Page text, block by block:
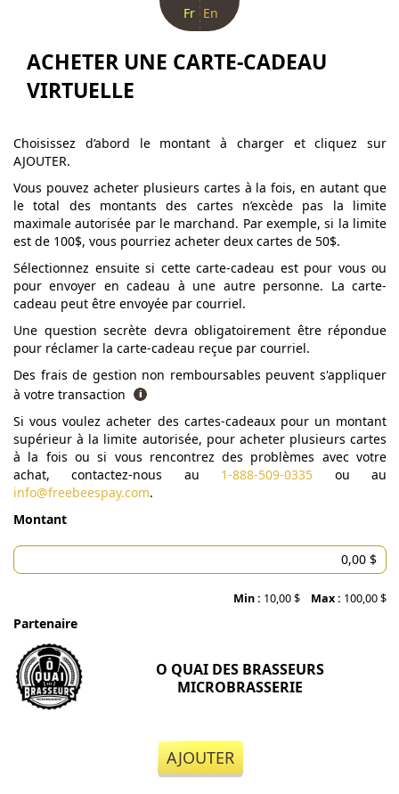
Fr En
ACHETER UNE CARTE-CADEAU
VIRTUELLE
Choisissez d’abord le montant à charger et cliquez sur
AJOUTER.
Vous pouvez acheter plusieurs cartes à la fois, en autant que
le total des montants des cartes n’excède pas la limite
maximale autorisée par le marchand. Par exemple, si la limite
est de 100$, vous pourriez acheter deux cartes de 50$.
Sélectionnez ensuite si cette carte-cadeau est pour vous ou
pour envoyer en cadeau à une autre personne. La carte-
cadeau peut être envoyée par courriel.
Une question secrète devra obligatoirement être répondue
pour réclamer la carte-cadeau reçue par courriel.
Des frais de gestion non remboursables peuvent s'appliquer
à votre transaction
Si vous voulez acheter des cartes-cadeaux pour un montant
supérieur à la limite autorisée, pour acheter plusieurs cartes
à la fois ou si vous rencontrez des problèmes avec votre
achat, contactez-nous au 1-888-509-0335 ou au
info@freebeespay.com.
Montant
Min : 10,00 $ Max : 100,00 $
Partenaire
O QUAI DES BRASSEURS
MICROBRASSERIE
AJOUTER